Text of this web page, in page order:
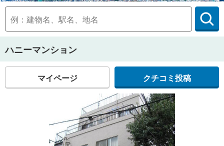
ハニーマンション
マイページ クチコミ投稿